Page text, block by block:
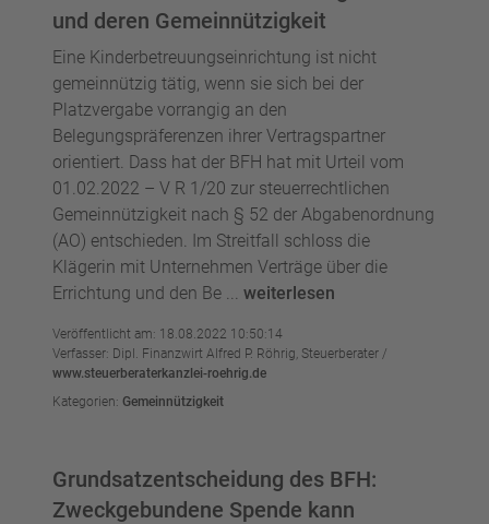
und deren Gemeinnützigkeit
Eine Kinderbetreuungseinrichtung ist nicht
gemeinnützig tätig, wenn sie sich bei der
Platzvergabe vorrangig an den
Belegungspräferenzen ihrer Vertragspartner
orientiert. Dass hat der BFH hat mit Urteil vom
01.02.2022 – V R 1/20 zur steuerrechtlichen
Gemeinnützigkeit nach § 52 der Abgabenordnung
(AO) entschieden. Im Streitfall schloss die
Klägerin mit Unternehmen Verträge über die
Errichtung und den Be ... weiterlesen
Veröffentlicht am: 18.08.2022 10:50:14
Verfasser: Dipl. Finanzwirt Alfred P. Röhrig, Steuerberater /
www.steuerberaterkanzlei-roehrig.de
Kategorien: Gemeinnützigkeit
Grundsatzentscheidung des BFH:
Zweckgebundene Spende kann